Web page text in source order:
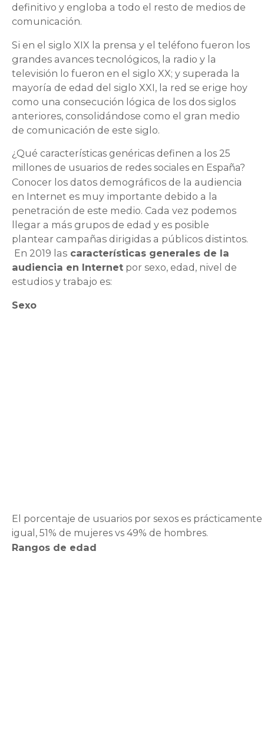
definitivo y engloba a todo el resto de medios de
comunicación.
Si en el siglo XIX la prensa y el teléfono fueron los
grandes avances tecnológicos, la radio y la
televisión lo fueron en el siglo XX; y superada la
mayoría de edad del siglo XXI, la red se erige hoy
como una consecución lógica de los dos siglos
anteriores, consolidándose como el gran medio
de comunicación de este siglo.
¿Qué características genéricas definen a los 25
millones de usuarios de redes sociales en España?
Conocer los datos demográficos de la audiencia
en Internet es muy importante debido a la
penetración de este medio. Cada vez podemos
llegar a más grupos de edad y es posible
plantear campañas dirigidas a públicos distintos.
En 2019 las características generales de la
audiencia en Internet por sexo, edad, nivel de
estudios y trabajo es:
Sexo
El porcentaje de usuarios por sexos es prácticamente
igual, 51% de mujeres vs 49% de hombres.
Rangos de edad